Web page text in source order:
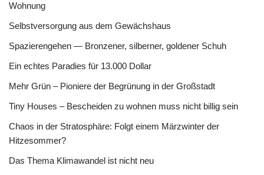
Wohnung
Selbstversorgung aus dem Gewächshaus
Spazierengehen — Bronzener, silberner, goldener Schuh
Ein echtes Paradies für 13.000 Dollar
Mehr Grün – Pioniere der Begrünung in der Großstadt
Tiny Houses – Bescheiden zu wohnen muss nicht billig sein
Chaos in der Stratosphäre: Folgt einem Märzwinter der
Hitzesommer?
Das Thema Klimawandel ist nicht neu